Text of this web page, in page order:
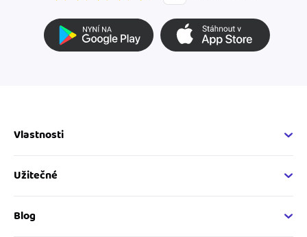
Vlastnosti
Fakturační vlastnosti
Online fakturace
Spolupráce s účetní
Užitečné
Nápověda
Vývojářský web
Developer API
Blog
Novinky v iDokladu